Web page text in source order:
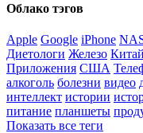
Облако тэгов
Apple Google iPhone
Диетологи Железо Китай
Приложения США
алкоголь болезни видео
интеллект истории
питание планшеты
Показать все теги